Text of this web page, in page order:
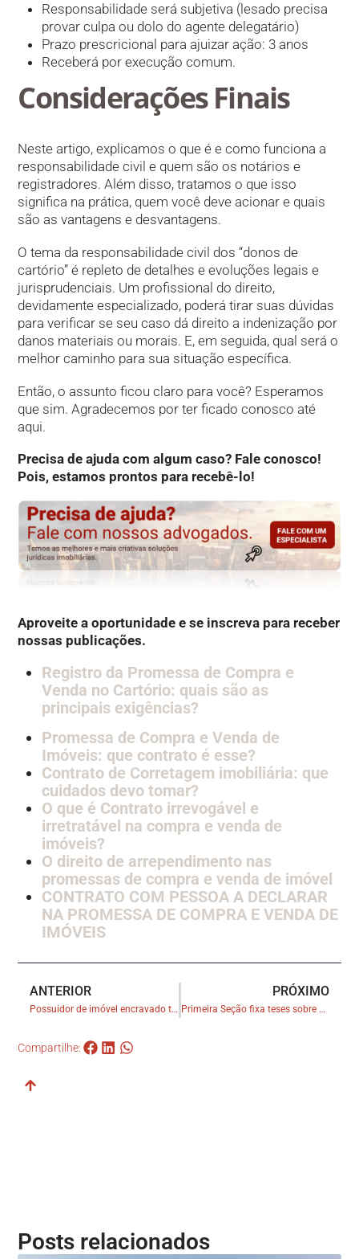
Responsabilidade será subjetiva (lesado precisa
provar culpa ou dolo do agente delegatário)
Prazo prescricional para ajuizar ação: 3 anos
Receberá por execução comum.
Considerações Finais
Neste artigo, explicamos o que é e como funciona a
responsabilidade civil e quem são os notários e
registradores. Além disso, tratamos o que isso
significa na prática, quem você deve acionar e quais
são as vantagens e desvantagens.
O tema da responsabilidade civil dos “donos de
cartório” é repleto de detalhes e evoluções legais e
jurisprudenciais. Um profissional do direito,
devidamente especializado, poderá tirar suas dúvidas
para verificar se seu caso dá direito a indenização por
danos materiais ou morais. E, em seguida, qual será o
melhor caminho para sua situação específica.
Então, o assunto ficou claro para você? Esperamos
que sim. Agradecemos por ter ficado conosco até
aqui.
Precisa de ajuda com algum caso? Fale conosco!
Pois, estamos prontos para recebê-lo!
Aproveite a oportunidade e se inscreva para receber
nossas publicações.
Registro da Promessa de Compra e
Venda no Cartório: quais são as
principais exigências?
Promessa de Compra e Venda de
Imóveis: que contrato é esse?
Contrato de Corretagem imobiliária: que
cuidados devo tomar?
O que é Contrato irrevogável e
irretratável na compra e venda de
imóveis?
O direito de arrependimento nas
promessas de compra e venda de imóvel
CONTRATO COM PESSOA A DECLARAR
NA PROMESSA DE COMPRA E VENDA DE
IMÓVEIS
ANTERIOR
Possuidor de imóvel encravado tem direito à passagem forçada
PRÓXIMO
Primeira Seção fixa teses sobre a caracterização do fato gerador do laudêmio
Compartilhe:
Posts relacionados